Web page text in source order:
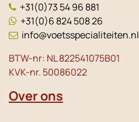
+31(0)73 54 96 881
+31(0)6 824 508 26
info@voetsspecialiteiten.nl
BTW-nr: NL 822541075B01
KVK-nr. 50086022
Over ons